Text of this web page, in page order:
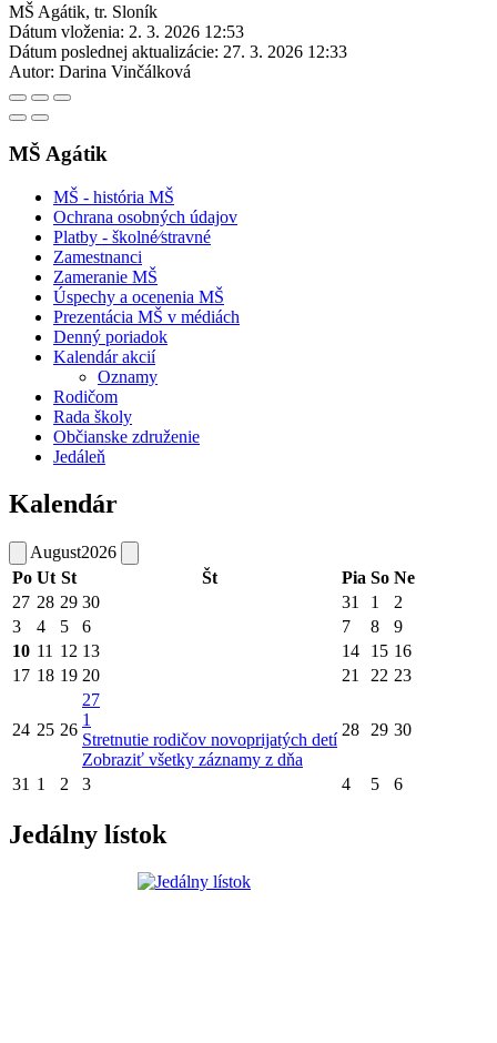
MŠ Agátik, tr. Sloník
Dátum vloženia: 2. 3. 2026 12:53
Dátum poslednej aktualizácie: 27. 3. 2026 12:33
Autor: Darina Vinčálková
MŠ Agátik
MŠ - história MŠ
Ochrana osobných údajov
Platby - školné⁄stravné
Zamestnanci
Zameranie MŠ
Úspechy a ocenenia MŠ
Prezentácia MŠ v médiách
Denný poriadok
Kalendár akcií
Oznamy
Rodičom
Rada školy
Občianske združenie
Jedáleň
Kalendár
August2026
Po Ut St Št Pia So Ne
27 28 29 30 31 1
2
3
4 5 6 7 8
9
10 11 12 13 14 15 16
17 18 19 20 21 22 23
24 25 26
27
1
Stretnutie rodičov novoprijatých detí
Zobraziť všetky záznamy z dňa
28 29 30
31 1 2 3 4 5 6
Jedálny lístok